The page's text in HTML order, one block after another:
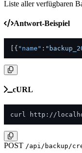
Liste aller verfügbaren
Antwort-Beispiel
{ "name" :
cURL
curl http://
POST /api/backup/